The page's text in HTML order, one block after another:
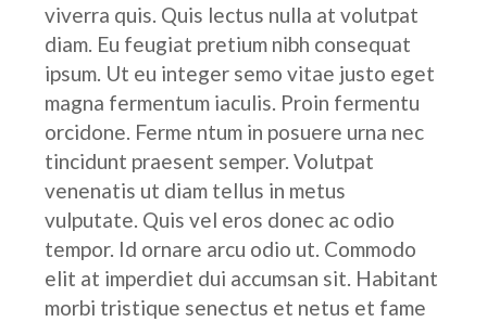
viverra quis. Quis lectus nulla at volutpat
diam. Eu feugiat pretium nibh consequat
ipsum. Ut eu integer semo vitae justo eget
magna fermentum iaculis. Proin fermentu
orcidone. Ferme ntum in posuere urna nec
tincidunt praesent semper. Volutpat
venenatis ut diam tellus in metus
vulputate. Quis vel eros donec ac odio
tempor. Id ornare arcu odio ut. Commodo
elit at imperdiet dui accumsan sit. Habitant
morbi tristique senectus et netus et fame